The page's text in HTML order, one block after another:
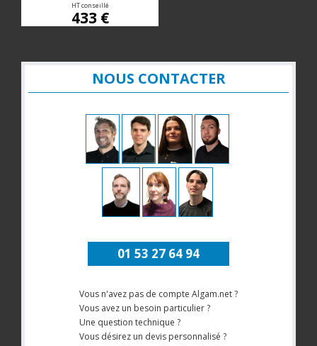
HT conseillé
433 €
NOUS CONTACTER
01 53 27 64 94
Vous n'avez pas de compte Algam.net ?
Vous avez un besoin particulier ?
Une question technique ?
Vous désirez un devis personnalisé ?